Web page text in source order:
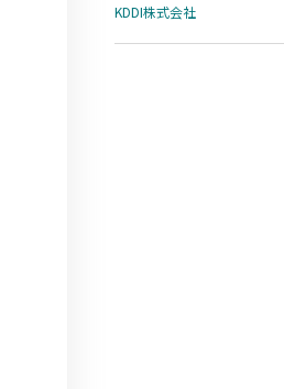
KDDI株式会社